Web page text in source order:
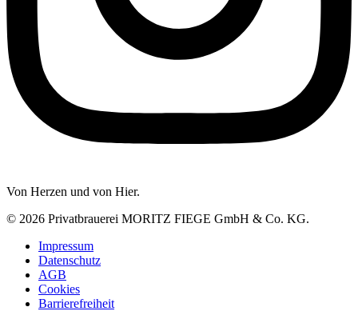
Von Herzen und von Hier.
© 2026 Privatbrauerei MORITZ FIEGE GmbH & Co. KG.
Impressum
Datenschutz
AGB
Cookies
Barrierefreiheit